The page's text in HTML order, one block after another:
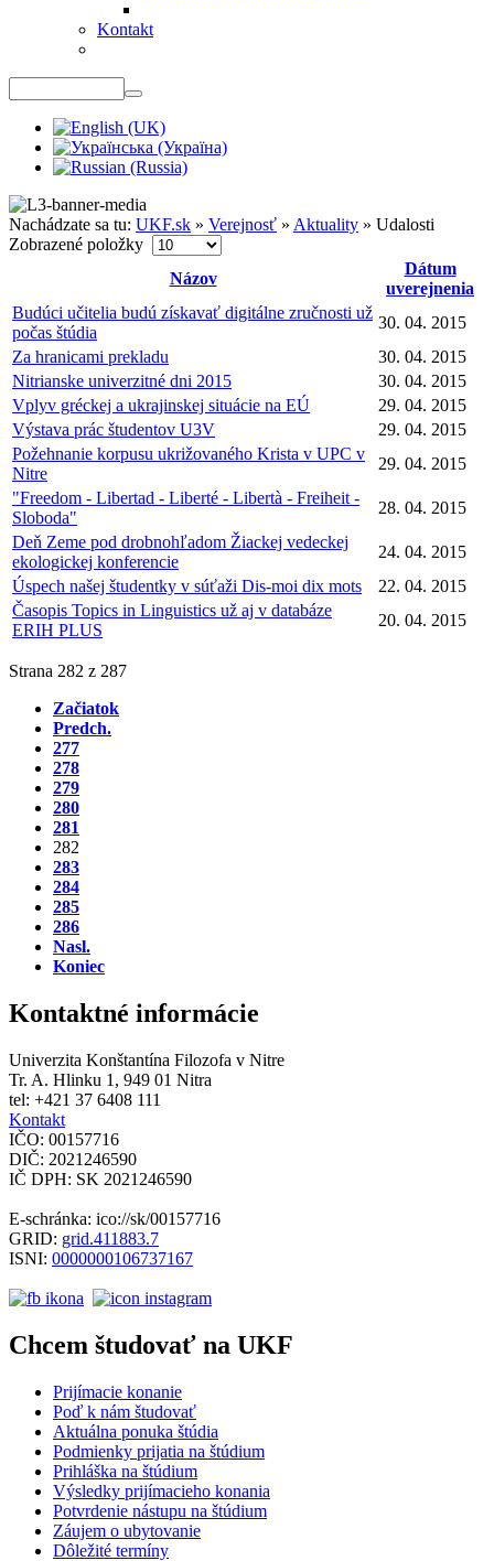
Kontakt
Nachádzate sa tu: UKF.sk » Verejnosť » Aktuality » Udalosti
Zobrazené položky
Názov
Dátum
uverejnenia
Budúci učitelia budú získavať digitálne zručnosti už
počas štúdia
30. 04. 2015
Za hranicami prekladu
30. 04. 2015
Nitrianske univerzitné dni 2015
30. 04. 2015
Vplyv gréckej a ukrajinskej situácie na EÚ
29. 04. 2015
Výstava prác študentov U3V
29. 04. 2015
Požehnanie korpusu ukrižovaného Krista v UPC v
Nitre
29. 04. 2015
"Freedom - Libertad - Liberté - Libertà - Freiheit -
Sloboda"
28. 04. 2015
Deň Zeme pod drobnohľadom Žiackej vedeckej
ekologickej konferencie
24. 04. 2015
Úspech našej študentky v súťaži Dis-moi dix mots
22. 04. 2015
Časopis Topics in Linguistics už aj v databáze
ERIH PLUS
20. 04. 2015
Strana 282 z 287
Začiatok
Predch.
277
278
279
280
281
282
283
284
285
286
Nasl.
Koniec
Kontaktné informácie
Univerzita Konštantína Filozofa v Nitre
Tr. A. Hlinku 1, 949 01 Nitra
tel: +421 37 6408 111
Kontakt
IČO: 00157716
DIČ: 2021246590
IČ DPH: SK 2021246590
E-schránka: ico://sk/00157716
GRID: grid.411883.7
ISNI: 0000000106737167
Chcem študovať na UKF
Prijímacie konanie
Poď k nám študovať
Aktuálna ponuka štúdia
Podmienky prijatia na štúdium
Prihláška na štúdium
Výsledky prijímacieho konania
Potvrdenie nástupu na štúdium
Záujem o ubytovanie
Dôležité termíny